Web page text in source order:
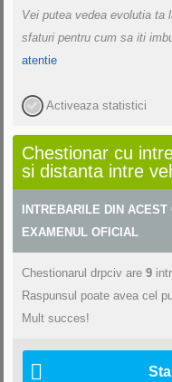
Vei putea vedea evolutia ta
sfaturi pentru cum sa iti
atentie
Activeaza statistici
Chestionar cu
si distanta intre
INTREBARILE DIN
EXAMENUL OFICIAL
Chestionarul drpciv are9
Raspunsul poate avea cel
Mult succes!